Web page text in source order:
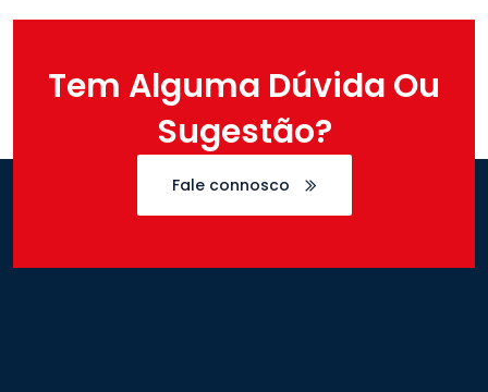
Tem Alguma Dúvida Ou
Sugestão?
Fale connosco